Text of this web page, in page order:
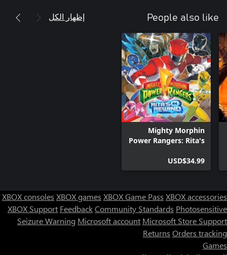
People also like إظهار الكل
Mighty Morphin
Power Rangers: Rita's
USD$34.99
XBOX consoles XBOX games XBOX Game Pass XBOX accessories
XBOX Support FeedbackCommunity Standards Photosensitive
Seizure Warning Microsoft account Microsoft Store Support
Returns Orders tracking
Games